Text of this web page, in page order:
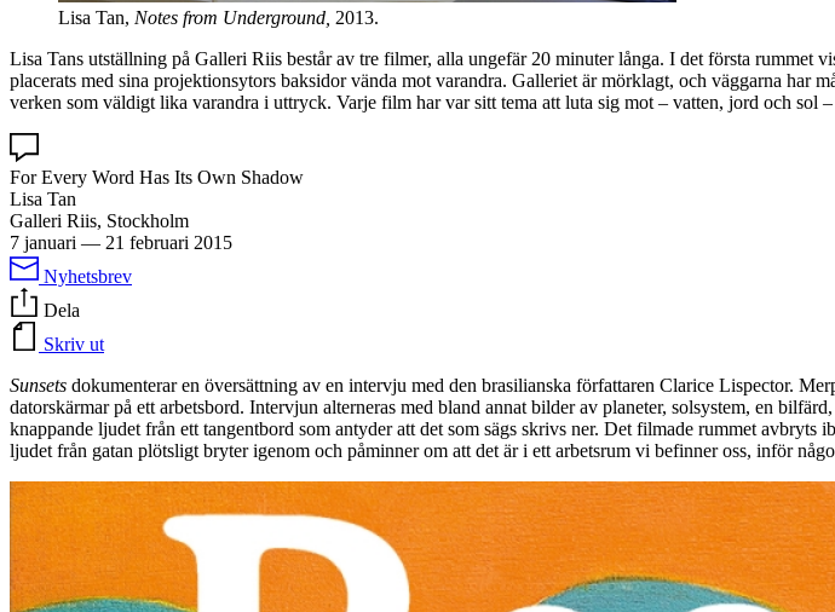
Lisa Tan, Notes from Underground, 2013.
Lisa Tans utställning på Galleri Riis består av tre filmer, alla ungefär 20 minuter långa. I det första rummet
placerats med sina projektionsytors baksidor vända mot varandra. Galleriet är mörklagt, och väggarna har
verken som väldigt lika varandra i uttryck. Varje film har var sitt tema att luta sig mot – vatten, jord och sol
For Every Word Has Its Own Shadow
Lisa Tan
Galleri Riis, Stockholm
7 januari — 21 februari 2015
Nyhetsbrev
Dela
Skriv ut
Sunsets dokumenterar en översättning av en intervju med den brasilianska författaren Clarice Lispector.
datorskärmar på ett arbetsbord. Intervjun alterneras med bland annat bilder av planeter, solsystem, en
knappande ljudet från ett tangentbord som antyder att det som sägs skrivs ner. Det filmade rummet
ljudet från gatan plötsligt bryter igenom och påminner om att det är i ett arbetsrum vi befinner oss, inför